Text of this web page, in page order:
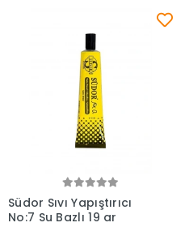
Südor Sıvı Yapıştırıcı
No:7 Su Bazlı 19 gr